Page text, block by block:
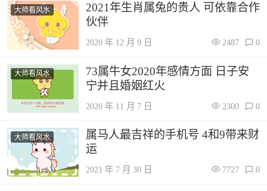
大师看风水
2021年生肖属兔的贵人 可依靠合作
伙伴
2020 年 12 月 9 日 2487 0
大师看风水
73属牛女2020年感情方面 日子安
宁并且婚姻红火
2020 年 11 月 7 日 2300 0
大师看风水
属马人最吉祥的手机号 4和9带来财
运
2021 年 7 月 30 日 7727 0